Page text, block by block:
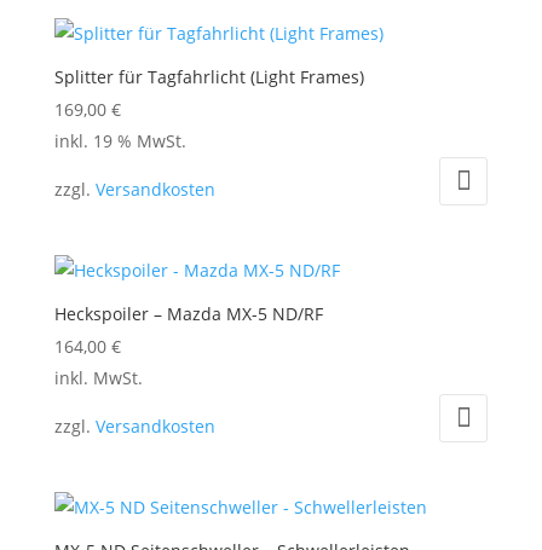
Splitter für Tagfahrlicht (Light Frames)
169,00 €
inkl. 19 % MwSt.
zzgl. Versandkosten
Heckspoiler – Mazda MX-5 ND/RF
164,00 €
Dieses
weist
Varianten
inkl. MwSt.
zzgl. Versandkosten